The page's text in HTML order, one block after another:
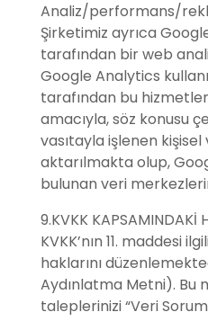
Analiz/performans/
Şirketimiz ayrıca
tarafından bir web
Google Analytics
tarafından bu
amacıyla, söz konusu
vasıtayla işlenen kişisel
aktarılmakta olup,
bulunan veri
9.KVKK KAPSAMINDAKİ
KVKK’nın 11. maddesi
haklarını
Aydınlatma Metni). Bu
taleplerinizi “Veri